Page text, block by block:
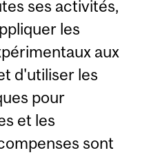
ses activités,
les
aux
d'utiliser les
pour
et les
sont